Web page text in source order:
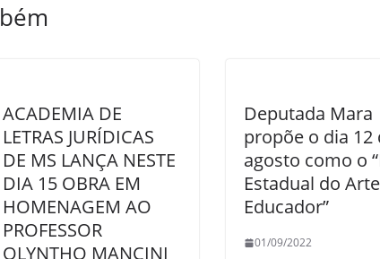
ACADEMIA DE
LETRAS JURÍDICAS
DE MS LANÇA NESTE
DIA 15 OBRA EM
HOMENAGEM AO
PROFESSOR
OLYNTHO MANCINI
Deputada Mara
propõe o dia 12
agosto como o
Estadual do Arte
Educador”
01/09/2022